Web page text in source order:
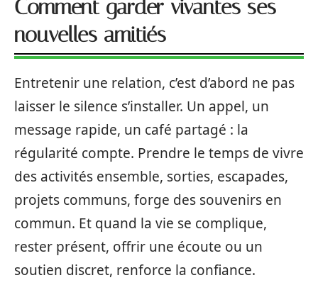
Comment garder vivantes ses
nouvelles amitiés
Entretenir une relation, c’est d’abord ne pas
laisser le silence s’installer. Un appel, un
message rapide, un café partagé : la
régularité compte. Prendre le temps de vivre
des activités ensemble, sorties, escapades,
projets communs, forge des souvenirs en
commun. Et quand la vie se complique,
rester présent, offrir une écoute ou un
soutien discret, renforce la confiance.